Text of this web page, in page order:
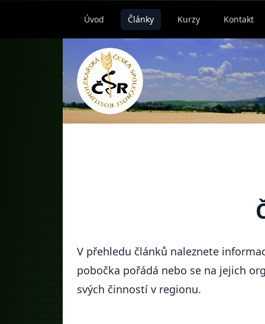
Úvod Články Kurzy Kontakt
V přehledu článků naleznete
pobočka pořádá nebo se na jejich
svých činností v regionu.